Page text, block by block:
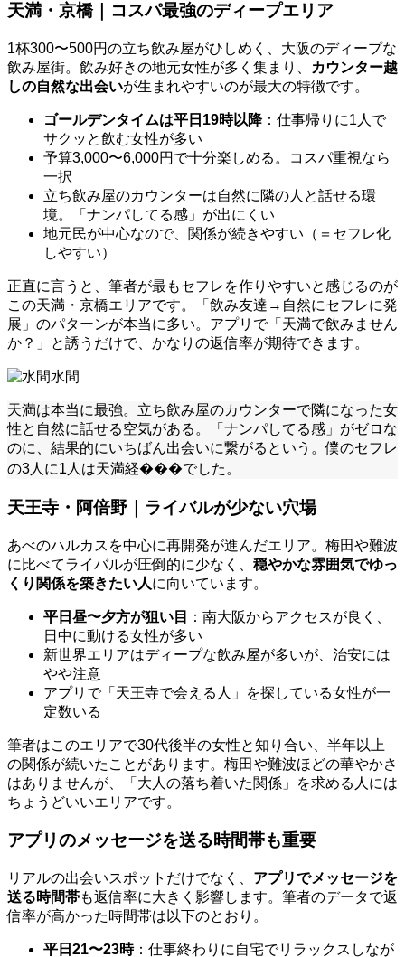
天満・京橋｜コスパ最強のディープエリア
1杯300〜500円の立ち飲み屋がひしめく、大阪のディープな
飲み屋街。飲み好きの地元女性が多く集まり、
カウンター越
しの自然な出会いが生まれやすいのが最大の特徴です。
ゴールデンタイムは平日19時以降：仕事帰りに1人で
サクッと飲む女性が多い
予算3,000〜6,000円で十分楽しめる。コスパ重視なら
一択
立ち飲み屋のカウンターは自然に隣の人と話せる環
境。「ナンパしてる感」が出にくい
地元民が中心なので、関係が続きやすい（＝セフレ化
しやすい）
正直に言うと、筆者が最もセフレを作りやすいと感じるのが
この天満・京橋エリアです。「飲み友達→自然にセフレに発
展」のパターンが本当に多い。アプリで「天満で飲みません
か？」と誘うだけで、かなりの返信率が期待できます。
水間
天満は本当に最強。立ち飲み屋のカウンターで隣になった女
性と自然に話せる空気がある。「ナンパしてる感」がゼロな
のに、結果的にいちばん出会いに繋がるという。僕のセフレ
の3人に1人は天満経���でした。
天王寺・阿倍野｜ライバルが少ない穴場
あべのハルカスを中心に再開発が進んだエリア。梅田や難波
に比べてライバルが圧倒的に少なく、 穏やかな雰囲気でゆっ
くり関係を築きたい人に向いています。
平日昼〜夕方が狙い目
：南大阪からアクセスが良く、
日中に動ける女性が多い
新世界エリアはディープな飲み屋が多いが、治安には
やや注意
アプリで「天王寺で会える人」を探している女性が一
定数いる
筆者はこのエリアで30代後半の女性と知り合い、半年以上
の関係が続いたことがあります。梅田や難波ほどの華やかさ
はありませんが、「大人の落ち着いた関係」を求める人には
ちょうどいいエリアです。
アプリのメッセージを送る時間帯も重要
リアルの出会いスポットだけでなく、 アプリでメッセージを
送る時間帯も返信率に大きく影響します。筆者のデータで返
信率が高かった時間帯は以下のとおり。
平日21〜23時：仕事終わりに自宅でリラックスしなが